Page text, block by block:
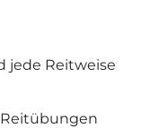
jede Reitweise